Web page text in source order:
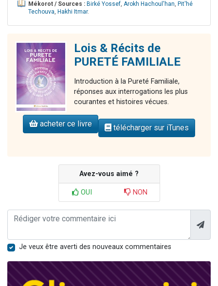
Mékorot / Sources : Birké Yossef, Arokh Hachoul'han, Pit'hé
Techouva, Hakhi Itmar.
Lois & Récits de
PURETÉ FAMILIALE
Introduction à la Pureté Familiale,
réponses aux interrogations les plus
courantes et histoires vécues.
acheter ce livre télécharger sur iTunes
Avez-vous aimé ?
OUI NON
Je veux être averti des nouveaux commentaires